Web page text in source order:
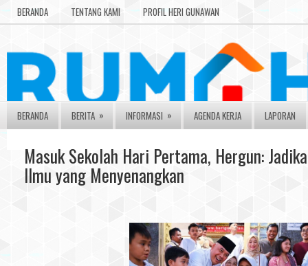
BERANDA TENTANG KAMI PROFIL HERI GUNAWAN
BERANDA BERITA » INFORMASI » AGENDA KERJA LAPORAN
Masuk Sekolah Hari Pertama, Hergun:
Ilmu yang Menyenangkan